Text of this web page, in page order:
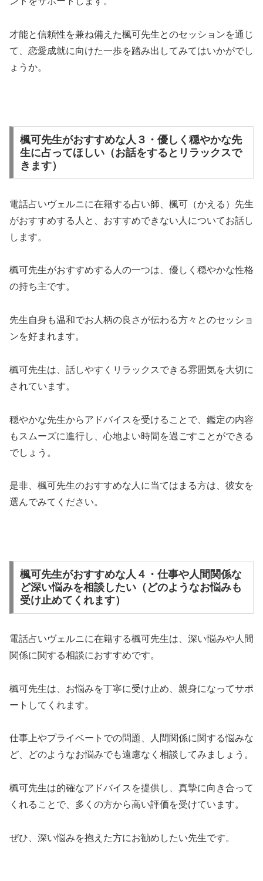
才能と信頼性を兼ね備えた楓可先生とのセッションを通じ
て、恋愛成就に向けた一歩を踏み出してみてはいかがでし
ょうか。
楓可先生がおすすめな人３・優しく穏やかな先
生に占ってほしい（お話をするとリラックスで
きます）
電話占いヴェルニに在籍する占い師、楓可（かえる）先生
がおすすめする人と、おすすめできない人についてお話し
します。
楓可先生がおすすめする人の一つは、優しく穏やかな性格
の持ち主です。
先生自身も温和でお人柄の良さが伝わる方々とのセッショ
ンを好まれます。
楓可先生は、話しやすくリラックスできる雰囲気を大切に
されています。
穏やかな先生からアドバイスを受けることで、鑑定の内容
もスムーズに進行し、心地よい時間を過ごすことができる
でしょう。
是非、楓可先生のおすすめな人に当てはまる方は、彼女を
選んでみてください。
楓可先生がおすすめな人４・仕事や人間関係な
ど深い悩みを相談したい（どのようなお悩みも
受け止めてくれます）
電話占いヴェルニに在籍する楓可先生は、深い悩みや人間
関係に関する相談におすすめです。
楓可先生は、お悩みを丁寧に受け止め、親身になってサポ
ートしてくれます。
仕事上やプライベートでの問題、人間関係に関する悩みな
ど、どのようなお悩みでも遠慮なく相談してみましょう。
楓可先生は的確なアドバイスを提供し、真摯に向き合って
くれることで、多くの方から高い評価を受けています。
ぜひ、深い悩みを抱えた方にお勧めしたい先生です。